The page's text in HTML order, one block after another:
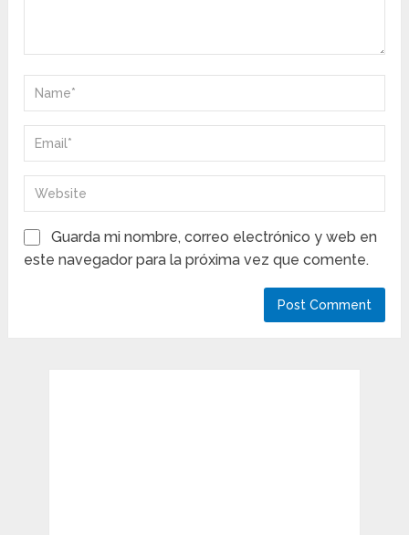
Guarda mi nombre, correo electrónico y web en
este navegador para la próxima vez que comente.